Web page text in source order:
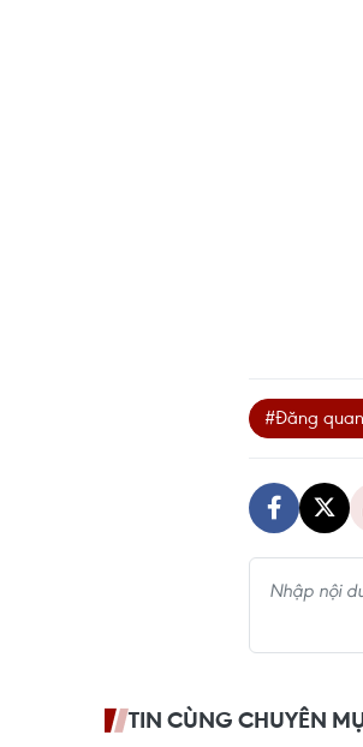
#Đăng
TIN CÙNG CHUYÊN